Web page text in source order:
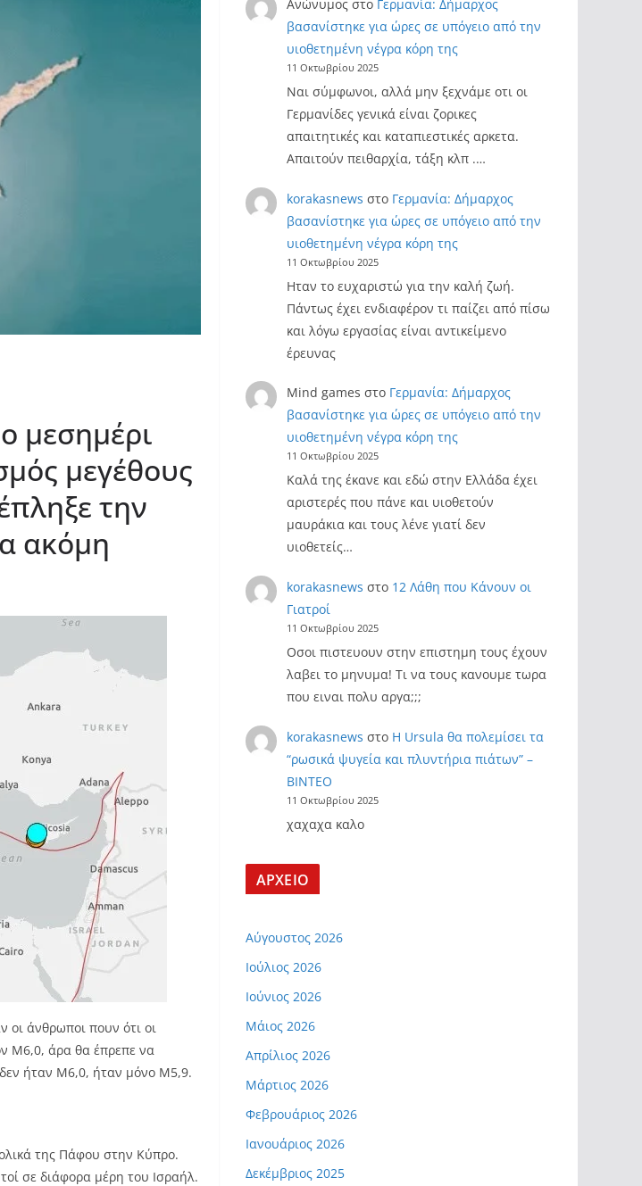
μεσημέρι
μεγέθους
την
ακόμη
οι άνθρωποι πουν ότι οι
M6,0, άρα θα έπρεπε να
ήταν M6,0, ήταν μόνο M5,9.
της Πάφου στην Κύπρο.
σε διάφορα μέρη του Ισραήλ.
Ανώνυμοςστο Γερμανία: Δήμαρχος
βασανίστηκε για ώρες σε υπόγειο από την
υιοθετημένη νέγρα κόρη της
11 Οκτωβρίου 2025
Ναι σύμφωνοι, αλλά μην ξεχνάμε οτι οι
Γερμανίδες γενικά είναι ζορικες
απαιτητικές και καταπιεστικές αρκετα.
Απαιτούν πειθαρχία, τάξη κλπ .…
korakasnews στο Γερμανία: Δήμαρχος
βασανίστηκε για ώρες σε υπόγειο από την
υιοθετημένη νέγρα κόρη της
11 Οκτωβρίου 2025
Ηταν το ευχαριστώ για την καλή ζωή.
Πάντως έχει ενδιαφέρον τι παίζει από πίσω
και λόγω εργασίας είναι αντικείμενο
έρευνας
Mind games στο Γερμανία: Δήμαρχος
βασανίστηκε για ώρες σε υπόγειο από την
υιοθετημένη νέγρα κόρη της
11 Οκτωβρίου 2025
Καλά της έκανε και εδώ στην Ελλάδα έχει
αριστερές που πάνε και υιοθετούν
μαυράκια και τους λένε γιατί δεν
υιοθετείς…
korakasnews στο 12 Λάθη που Κάνουν οι
Γιατροί
11 Οκτωβρίου 2025
Οσοι πιστευουν στην επιστημη τους έχουν
λαβει το μηνυμα! Τι να τους κανουμε τωρα
που ειναι πολυ αργα;;;
korakasnews στο Η Ursula θα πολεμίσει τα
“ρωσικά ψυγεία και πλυντήρια πιάτων” –
ΒΙΝΤΕΟ
11 Οκτωβρίου 2025
χαχαχα καλο
ΑΡΧΕΙΟ
Αύγουστος 2026
Ιούλιος 2026
Ιούνιος 2026
Μάιος 2026
Απρίλιος 2026
Μάρτιος 2026
Φεβρουάριος 2026
Ιανουάριος 2026
Δεκέμβριος 2025